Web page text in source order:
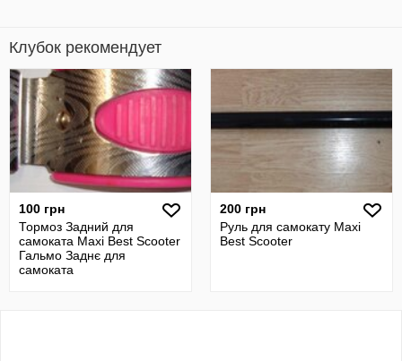
Клубок рекомендует
100 грн
Тормоз Задний для
самоката Maxi Best Scooter
Гальмо Заднє для
самоката
200 грн
Руль для самокату Maxi
Best Scooter